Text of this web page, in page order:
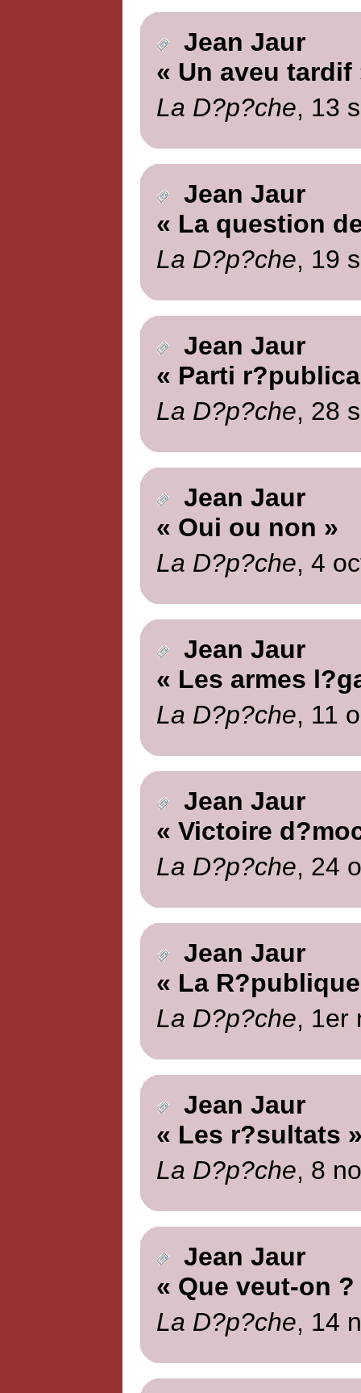
Jean Jaur
« Un aveu tardif
La D?p?che, 13
Jean Jaur
« La question
La D?p?che, 19
Jean Jaur
« Parti
La D?p?che, 28
Jean Jaur
« Oui ou non »
La D?p?che, 4
Jean Jaur
« Les armes
La D?p?che, 11
Jean Jaur
« Victoire
La D?p?che, 24
Jean Jaur
« La
La D?p?che, 1er
Jean Jaur
« Les r?sultats
La D?p?che, 8
Jean Jaur
« Que veut-on ?
La D?p?che, 14